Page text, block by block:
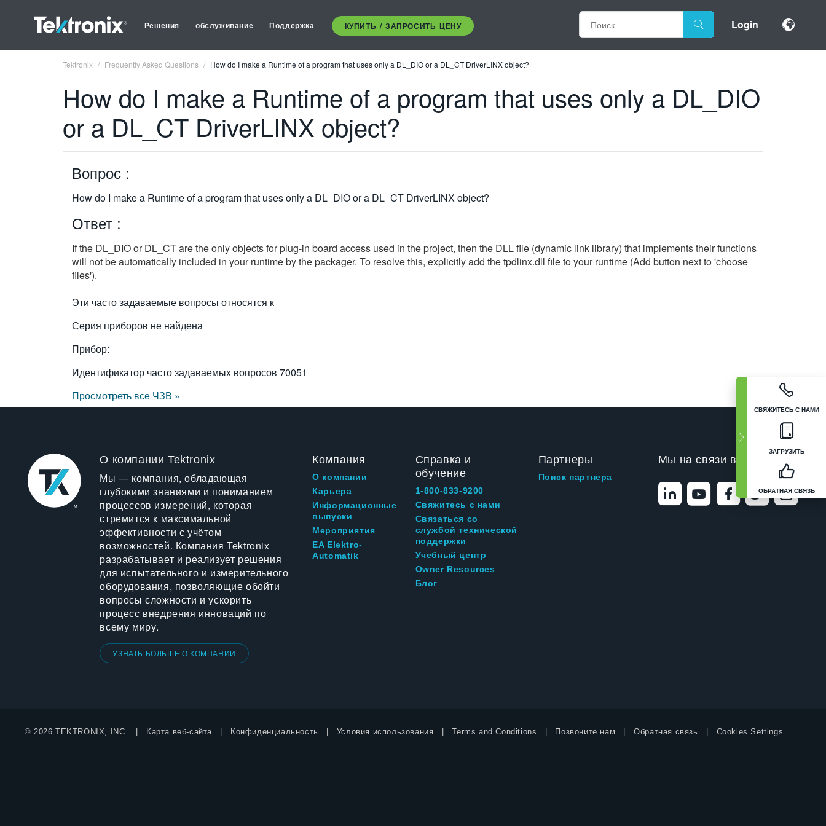
Решения обслуживание Поддержка КУПИТЬ / ЗАПРОСИТЬ ЦЕНУ Login
СВЯЖИТЕСЬ С НАМИ
ЗАГРУЗИТЬ
ОБРАТНАЯ СВЯЗЬ
Tektronix Frequently Asked Questions How do I make a Runtime of a program that uses only a DL_DIO or a DL_CT DriverLINX object?
How do I make a Runtime of a program that uses only a DL_DIO
or a DL_CT DriverLINX object?
Вопрос :
How do I make a Runtime of a program that uses only a DL_DIO or a DL_CT DriverLINX object?
Ответ :
If the DL_DIO or DL_CT are the only objects for plug-in board access used in the project, then the DLL file (dynamic link library) that implements their functions
will not be automatically included in your runtime by the packager. To resolve this, explicitly add the tpdlinx.dll file to your runtime (Add button next to 'choose
files').
Эти часто задаваемые вопросы относятся к
Серия приборов не найдена
Прибор:
Идентификатор часто задаваемых вопросов 70051
Просмотреть все ЧЗВ »
О компании Tektronix
Мы — компания, обладающая
глубокими знаниями и пониманием
процессов измерений, которая
стремится к максимальной
эффективности с учётом
возможностей. Компания Tektronix
разрабатывает и реализует решения
для испытательного и измерительного
оборудования, позволяющие обойти
вопросы сложности и ускорить
процесс внедрения инноваций по
всему миру.
УЗНАТЬ БОЛЬШЕ О КОМПАНИИ
Компания
О компании
Карьера
Информационные
выпуски
Мероприятия
EA Elektro-
Automatik
Справка и
обучение
1-800-833-9200
Свяжитесь с нами
Связаться со
службой технической
поддержки
Учебный центр
Owner Resources
Блог
Партнеры
Поиск партнера
Мы на связи в
© 2026 TEKTRONIX, INC. Карта веб-сайта Конфиденциальность Условия использования Terms and Conditions Позвоните нам Обратная связь Cookies Settings